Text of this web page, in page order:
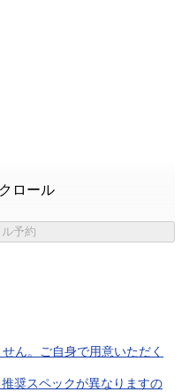
ロール
予約
ん。 ご自身で用意いただく
推奨スペックが異なりますの